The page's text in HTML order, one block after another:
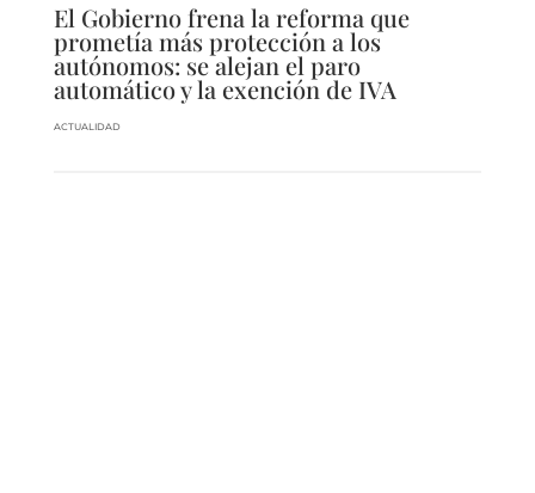
El Gobierno frena la reforma que
prometía más protección a los
autónomos: se alejan el paro
automático y la exención de IVA
ACTUALIDAD